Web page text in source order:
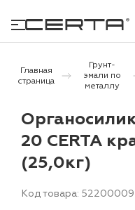
и дачи
бетону,
Главная
страница
Грунт-
эмали по
металлу
20 CERTA
(25,0кг)
Код товара: